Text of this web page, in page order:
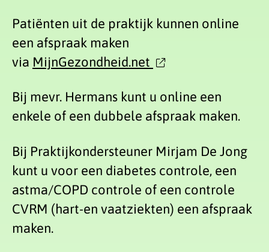
Patiënten uit de praktijk kunnen online
een afspraak maken
via MijnGezondheid.net
Bij mevr. Hermans kunt u online een
enkele of een dubbele afspraak maken.
Bij Praktijkondersteuner Mirjam De Jong
kunt u voor een diabetes controle, een
astma/COPD controle of een controle
CVRM (hart-en vaatziekten) een afspraak
maken.